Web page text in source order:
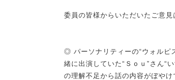
委員の皆様からいただいたご意見
◎ パーソナリティーの“ウォルピ
緒に出演していた“Ｓｏｕ”さん“
の理解不足から話の内容がぼや